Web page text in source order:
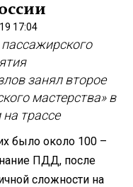
17:04
занял второе
мастерства» в
трассе
было около 100 –
ПДД, после
сложности на